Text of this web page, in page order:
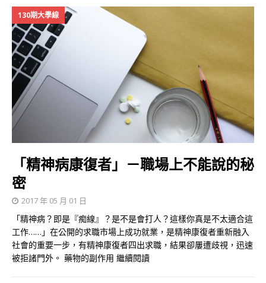
130期大學線
「精神病康復者」－職場上不能說的秘
密
2017 年 05 月 01 日
「精神病？即是『痴線』？是不是會打人？這樣你真是不太適合這
工作……」在公開的求職市場上成功就業，是精神康復者重新融入
社會的重要一步，有精神康復者四出求職，結果卻屢遭歧視，迅速
被拒諸門外。 藥物的副作用 繼續閱讀